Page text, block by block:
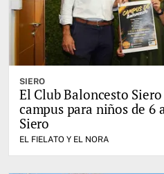
SIERO
El Club Baloncesto
campus para niños de 6
Siero
EL FIELATO Y EL NORA